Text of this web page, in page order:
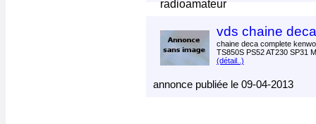
vds chaine
chaine deca complete
TS850S PS52 AT230 SP31
(détail..)
annonce publiée le 09-04-2013